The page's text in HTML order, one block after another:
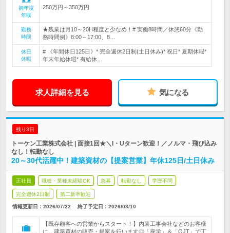
初年度
年収
250万円～350万円
勤務
時間
★残業は月10～20H程度と少なめ！# 実働8時間／休憩60分《勤
務時間例》8:00～17:00、8…
休日
休暇
# 《年間休日125日》* 完全週休2日制(土日休み)* 祝日* 夏期休暇*
年末年始休暇* 有給休…
求人詳細を見る 気になる
残り3日
トーケン工業株式会社 | 面接1回★＼I・Uターン歓迎！／ノルマ・飛び込み
なし！転勤なし
20～30代活躍中！建築資材の【提案営業】年休125日/土日休み
正社員 職種・業種未経験OK 急募 転勤なし 学歴不問
完全週休2日制 第二新卒歓迎
情報更新日：2026/07/22 終了予定日： 2026/08/10
【既存顧客への営業からスタート！】内装工事会社などのお客様
に、建築資材の販売・提案を行います◎「座学」＆「OJT」で丁